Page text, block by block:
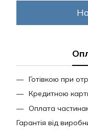
Готівкою при
Кредитною
Оплата
Гарантія від